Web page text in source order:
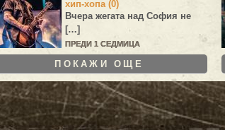
хип-хопа (0)
Вчера жегата над София не
[…]
ПРЕДИ 1 СЕДМИЦА
ПОКАЖИ ОЩЕ